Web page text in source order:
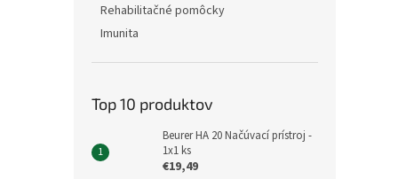
Rehabilitačné pomôcky
Imunita
Top 10 produktov
Beurer HA 20 Načúvací prístroj -
1x1 ks
€19,49